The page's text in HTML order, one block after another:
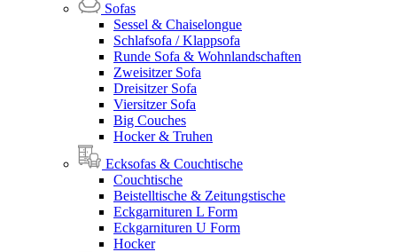
Sofas
Sessel & Chaiselongue
Schlafsofa / Klappsofa
Runde Sofa & Wohnlandschaften
Zweisitzer Sofa
Dreisitzer Sofa
Viersitzer Sofa
Big Couches
Hocker & Truhen
Ecksofas & Couchtische
Couchtische
Beistelltische & Zeitungstische
Eckgarnituren L Form
Eckgarnituren U Form
Hocker